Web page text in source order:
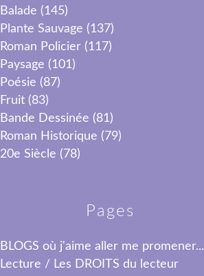
Balade (145)
Plante Sauvage (137)
Roman Policier (117)
Paysage (101)
Poésie (87)
Fruit (83)
Bande Dessinée (81)
Roman Historique (79)
20e Siècle (78)
Pages
BLOGS où j'aime aller me promener...
Lecture / Les DROITS du lecteur